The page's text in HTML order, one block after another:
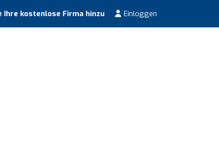
Ihre kostenlose Firma hinzu Einloggen